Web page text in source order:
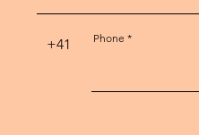
+41 Phone